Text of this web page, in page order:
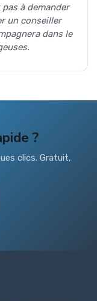
à demander
un conseiller
dans le
?
clics. Gratuit,